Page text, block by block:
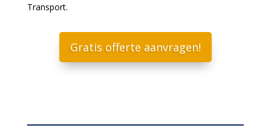
Transport.
Gratis offerte aanvragen!